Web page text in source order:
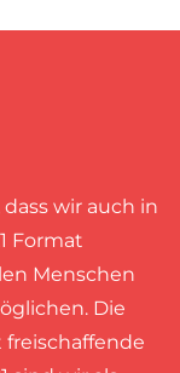
wir auch in
Format
Menschen
Die
freischaffende